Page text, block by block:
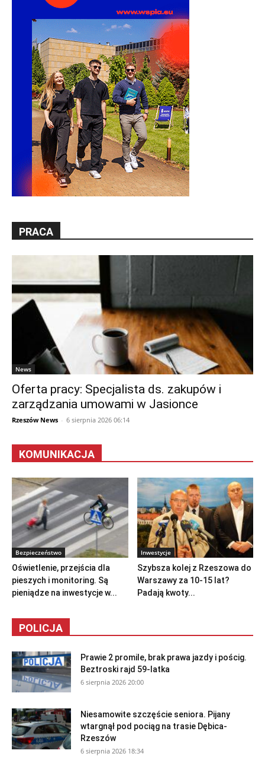
PRACA
News
Oferta pracy: Specjalista ds. zakupów i
zarządzania umowami w Jasionce
Rzeszów News - 6 sierpnia 2026 06:14
KOMUNIKACJA
Bezpieczeństwo
Oświetlenie, przejścia dla
pieszych i monitoring. Są
pieniądze na inwestycje w...
Inwestycje
Szybsza kolej z Rzeszowa do
Warszawy za 10-15 lat?
Padają kwoty...
POLICJA
Prawie 2 promile, brak prawa jazdy i pościg.
Beztroski rajd 59-latka
6 sierpnia 2026 20:00
Niesamowite szczęście seniora. Pijany
wtargnął pod pociąg na trasie Dębica-
Rzeszów
6 sierpnia 2026 18:34